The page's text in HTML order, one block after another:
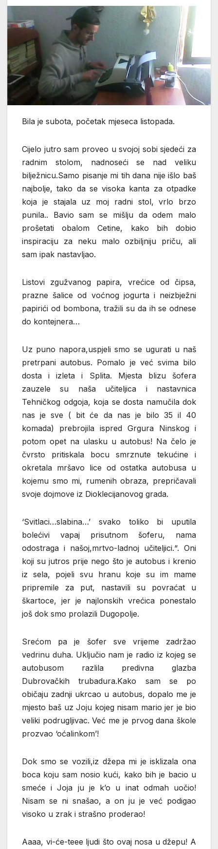
Bila je subota, početak mjeseca listopada.
Cijelo jutro sam proveo u svojoj sobi sjedeći za
radnim stolom, nadnoseći se nad veliku
bilježnicu.Samo pisanje mi tih dana nije išlo baš
najbolje, tako da se visoka kanta za otpadke
koja je stajala uz moj radni stol, vrlo brzo
punila.. Bavio sam se mišlju da odem malo
prošetati obalom Cetine, kako bih dobio
inspiraciju za neku malo ozbiljniju priču, ali
sam ipak nastavljao.
Listovi zgužvanog papira, vrećice od čipsa,
prazne šalice od voćnog jogurta i neizbježni
papirići od bombona, tražili su da ih se odnese
do kontejnera…
Uz puno napora,uspjeli smo se ugurati u naš
pretrpani autobus. Pomalo je već svima bilo
dosta i izleta i Splita. Mjesta blizu šofera
zauzele su naša učiteljica i nastavnica
Tehničkog odgoja, koja se dosta namučila dok
nas je sve ( bit će da nas je bilo 35 il 40
komada) prebrojila ispred Grgura Ninskog i
potom opet na ulasku u autobus! Na čelo je
čvrsto pritiskala bocu smrznute tekućine i
okretala mršavo lice od ostatka autobusa u
kojemu smo mi, rumenih obraza, prepričavali
svoje dojmove iz Dioklecijanovog grada.
‘Svitlaci…slabina…’ svako toliko bi uputila
bolećivi vapaj prisutnom šoferu, nama
odostraga i našoj,mrtvo-ladnoj učiteljici.“. Oni
koji su jutros prije nego što je autobus i krenio
iz sela, pojeli svu hranu koje su im mame
pripremile za put, nastavili su povraćat u
škartoce, jer je najlonskih vrećica ponestalo
još dok smo prolazili Dugopolje.
Srećom pa je šofer sve vrijeme zadržao
vedrinu duha. Uključio nam je radio iz kojeg se
autobusom razlila predivna glazba
Dubrovačkih trubadura.Kako sam se po
običaju zadnji ukrcao u autobus, dopalo me je
mjesto baš uz Joju kojeg nisam mario jer je bio
veliki podrugljivac. Već me je prvog dana škole
prozvao ‘oćalinkom’!
Dok smo se vozili,iz džepa mi je isklizala ona
boca koju sam nosio kući, kako bih je bacio u
smeće i Joja ju je k’o u inat odmah uočio!
Nisam se ni snašao, a on ju je već podigao
visoko u zrak i strašno proderao!
Aaaa, vi-će-teee ljudi što ovaj nosa u džepu! A